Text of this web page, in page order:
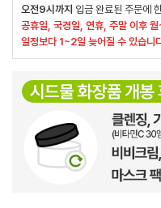
오전9시까지 입금 완료된 주문에
공휴일, 국경일, 연휴, 주말 이후
일정보다 1~2일 늦어질 수 있습니